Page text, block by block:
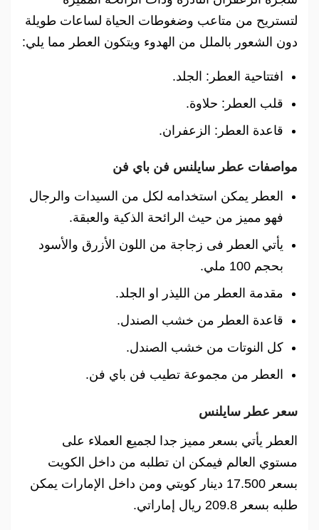
لتستريح من متاعب وضغوطات الحياة لساعات طويلة
دون الشعور بالملل من الهدوء ويتكون العطر مما يلي:
افتتاحية العطر: الجلد.
قلب العطر: حلاوة.
قاعدة العطر: الزعفران.
مواصفات عطر سايلنس فن باي فن
العطر يمكن استخدامه لكل من السيدات والرجال
فهو مميز من حيث الرائحة الذكية والعبقة.
يأتي العطر فى زجاجة من اللون الأزرق والأسود
بحجم 100 ملي.
مقدمة العطر من الليذر او الجلد.
قاعدة العطر من خشب الصندل.
كل النوتات من خشب الصندل.
العطر من مجموعة تطيب فن باي فن.
سعر عطر سايلنس
العطر يأتي بسعر مميز جدا لجميع العملاء على
مستوي العالم فيمكن ان تطلبه من داخل الكويت
بسعر 17.500 دينار كويتي ومن داخل الإمارات يمكن
طلبه بسعر 209.8 ريال إماراتي.